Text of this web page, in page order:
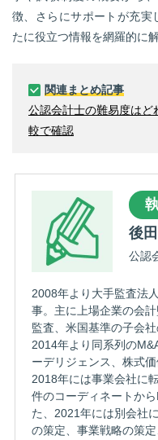
徴、さらにサポートが充実
たに役立つ情報を網羅的に
関連まとめ記事
公認会計士の難易度は
較で確認
後
公認
2008年より大手監査法
事。主に上場企業の会
監査、米国基準の子会
2014年より同系列の
ーデリジェンス、株式
2018年には事業会社に
件のコーディネートか
た、2021年には別会社
の策定、事業戦略の策